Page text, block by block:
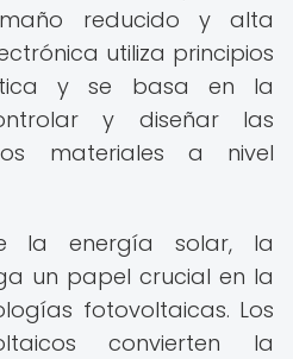
reducido y alta
utiliza principios
y se basa en la
y diseñar las
materiales a nivel
la energía solar, la
un papel crucial en la
fotovoltaicas. Los
convierten la